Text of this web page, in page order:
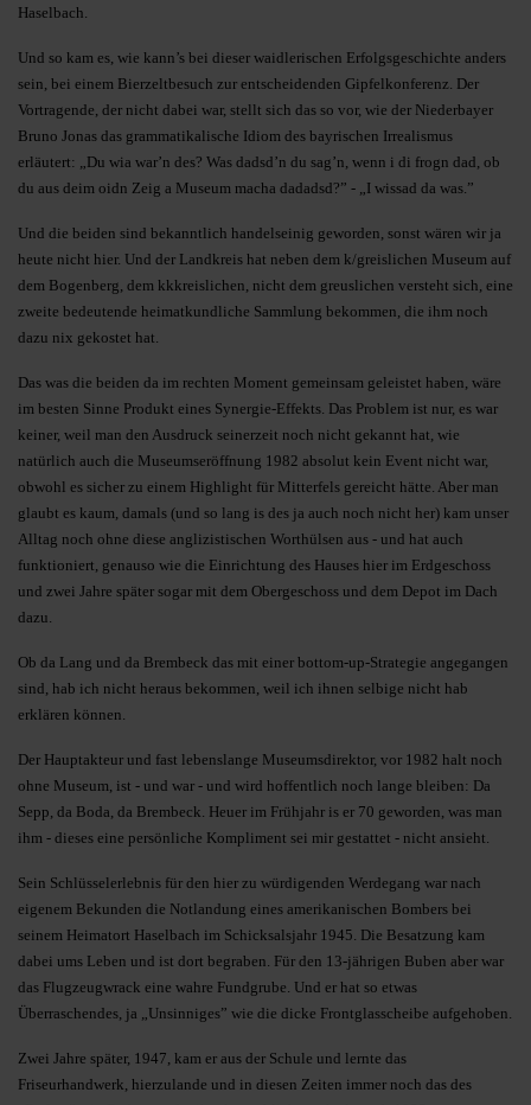
Haselbach.
Und so kam es, wie kann’s bei dieser waidlerischen Erfolgsgeschichte anders
sein, bei einem Bierzeltbesuch zur entscheidenden Gipfelkonferenz. Der
Vortragende, der nicht dabei war, stellt sich das so vor, wie der Niederbayer
Bruno Jonas das grammatikalische Idiom des bayrischen Irrealismus
erläutert: „Du wia war’n des? Was dadsd’n du sag’n, wenn i di frogn dad, ob
du aus deim oidn Zeig a Museum macha dadadsd?” - „I wissad da was.”
Und die beiden sind bekanntlich handelseinig geworden, sonst wären wir ja
heute nicht hier. Und der Landkreis hat neben dem k/greislichen Museum auf
dem Bogenberg, dem kkkreislichen, nicht dem greuslichen versteht sich, eine
zweite bedeutende heimatkundliche Sammlung bekommen, die ihm noch
dazu nix gekostet hat.
Das was die beiden da im rechten Moment gemeinsam geleistet haben, wäre
im besten Sinne Produkt eines Synergie-Effekts. Das Problem ist nur, es war
keiner, weil man den Ausdruck seinerzeit noch nicht gekannt hat, wie
natürlich auch die Museumseröffnung 1982 absolut kein Event nicht war,
obwohl es sicher zu einem Highlight für Mitterfels gereicht hätte. Aber man
glaubt es kaum, damals (und so lang is des ja auch noch nicht her) kam unser
Alltag noch ohne diese anglizistischen Worthülsen aus - und hat auch
funktioniert, genauso wie die Einrichtung des Hauses hier im Erdgeschoss
und zwei Jahre später sogar mit dem Obergeschoss und dem Depot im Dach
dazu.
Ob da Lang und da Brembeck das mit einer bottom-up-Strategie angegangen
sind, hab ich nicht heraus bekommen, weil ich ihnen selbige nicht hab
erklären können.
Der Hauptakteur und fast lebenslange Museumsdirektor, vor 1982 halt noch
ohne Museum, ist - und war - und wird hoffentlich noch lange bleiben: Da
Sepp, da Boda, da Brembeck. Heuer im Frühjahr is er 70 geworden, was man
ihm - dieses eine persönliche Kompliment sei mir gestattet - nicht ansieht.
Sein Schlüsselerlebnis für den hier zu würdigenden Werdegang war nach
eigenem Bekunden die Notlandung eines amerikanischen Bombers bei
seinem Heimatort Haselbach im Schicksalsjahr 1945. Die Besatzung kam
dabei ums Leben und ist dort begraben. Für den 13-jährigen Buben aber war
das Flugzeugwrack eine wahre Fundgrube. Und er hat so etwas
Überraschendes, ja „Unsinniges” wie die dicke Frontglasscheibe aufgehoben.
Zwei Jahre später, 1947, kam er aus der Schule und lernte das
Friseurhandwerk, hierzulande und in diesen Zeiten immer noch das des